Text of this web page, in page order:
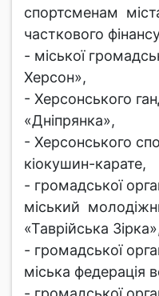
спортсменам
часткового
- міської
Херсон»,
- Херсонського
«Дніпрянка»,
- Херсонського
кіокушин-карате,
- громадської
міський
«Таврійська
- громадської
міська федерація